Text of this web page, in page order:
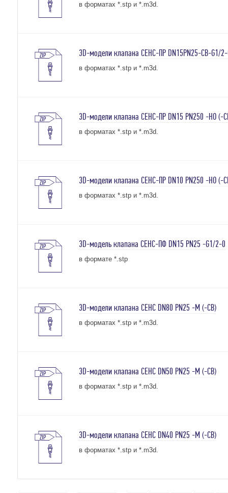
в форматах *.stp и *.m3d.
3D-модели клапана СЕНС-ПР DN15PN25-СВ-G1/
в форматах *.stp и *.m3d.
3D-модели клапана СЕНС-ПР DN15 PN250 -НО (-
в форматах *.stp и *.m3d.
3D-модели клапана СЕНС-ПР DN10 PN250 -НО (-
в форматах *.stp и *.m3d.
3D-модель клапана СЕНС-ПФ DN15 PN25 -G1/2-0
в формате *.stp
3D-модели клапана СЕНС DN80 PN25 -М (-СВ)
в форматах *.stp и *.m3d.
3D-модели клапана СЕНС DN50 PN25 -М (-СВ)
в форматах *.stp и *.m3d.
3D-модели клапана СЕНС DN40 PN25 -М (-СВ)
в форматах *.stp и *.m3d.